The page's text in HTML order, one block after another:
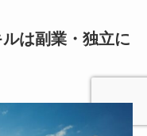
は副業・独立に